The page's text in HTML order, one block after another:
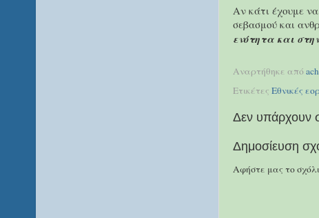
Αν κάτι έχουμε να
σεβασμού και
ενότητα και
Αναρτήθηκε από
Ετικέτες Εθνικές
Δεν υπάρχουν
Δημοσίευση
Αφήστε μας το